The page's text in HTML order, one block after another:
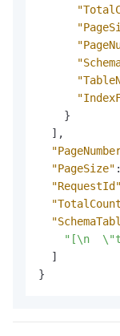
}
] ,
"PageSize" :
"RequestId"
"[\n
]
}